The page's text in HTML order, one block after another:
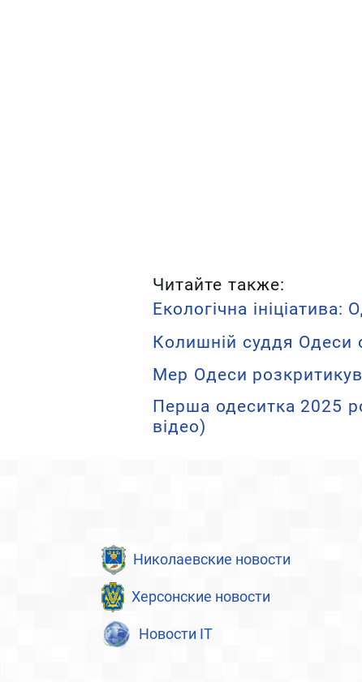
Читайте также:
Екологічна
Колишній суддя Одеси
Мер Одеси
Перша одеситка 2025
відео)
Николаевские новости
Херсонские новости
Новости IT